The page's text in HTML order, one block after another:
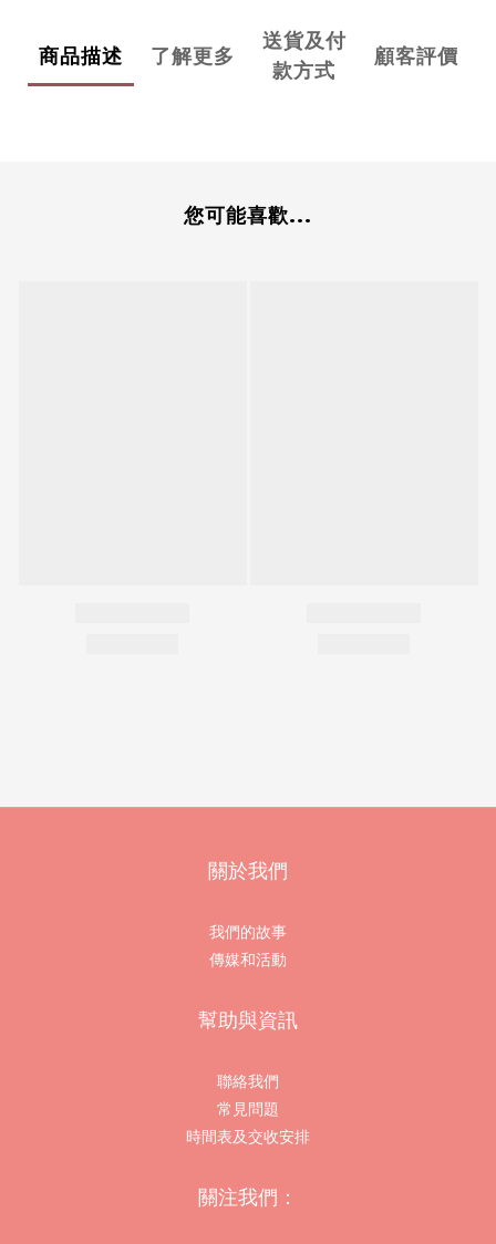
商品描述 了解更多
送貨及付
款方式
顧客評價
您可能喜歡...
關於我們
我們的故事
傳媒和活動
幫助與資訊
聯絡我們
常見問題
時間表及交收安排
關注我們：